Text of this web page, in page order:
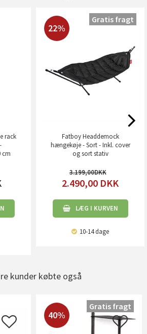
rack
cm
22%
Fatboy Headdemock
hængekøje - Sort - Inkl. cover
og sort stativ
3.199,00
2.490,00 DKK
LÆG I KURVEN
10-14 dage
Gratis fragt
kunder købte også
40%
Gratis fragt